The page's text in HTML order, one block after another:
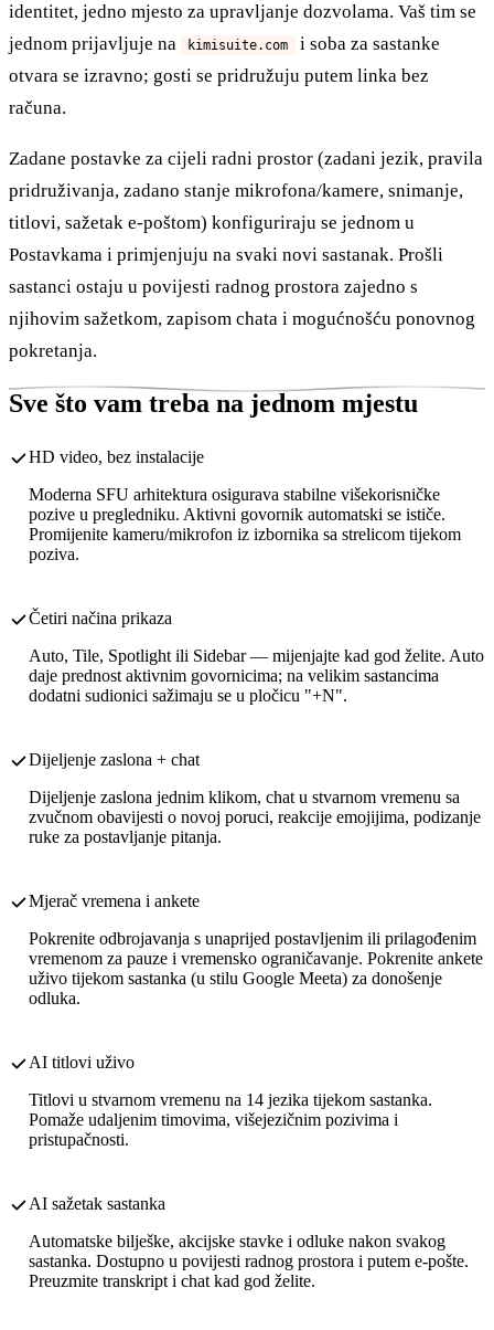
identitet, jedno mjesto za upravljanje dozvolama. Vaš tim se
jednom prijavljuje na
kimisuite.com
i soba za sastanke
otvara se izravno; gosti se pridružuju putem linka bez
računa.
Zadane postavke za cijeli radni prostor (zadani jezik, pravila
pridruživanja, zadano stanje mikrofona/kamere, snimanje,
titlovi, sažetak e-poštom) konfiguriraju se jednom u
Postavkama i primjenjuju na svaki novi sastanak. Prošli
sastanci ostaju u povijesti radnog prostora zajedno s
njihovim sažetkom, zapisom chata i mogućnošću ponovnog
pokretanja.
Sve što vam treba na jednom mjestu
HD video, bez instalacije
Moderna SFU arhitektura osigurava stabilne višekorisničke
pozive u pregledniku. Aktivni govornik automatski se ističe.
Promijenite kameru/mikrofon iz izbornika sa strelicom tijekom
poziva.
Četiri načina prikaza
Auto, Tile, Spotlight ili Sidebar — mijenjajte kad god želite. Auto
daje prednost aktivnim govornicima; na velikim sastancima
dodatni sudionici sažimaju se u pločicu "+N".
Dijeljenje zaslona + chat
Dijeljenje zaslona jednim klikom, chat u stvarnom vremenu sa
zvučnom obavijesti o novoj poruci, reakcije emojijima, podizanje
ruke za postavljanje pitanja.
Mjerač vremena i ankete
Pokrenite odbrojavanja s unaprijed postavljenim ili prilagođenim
vremenom za pauze i vremensko ograničavanje. Pokrenite ankete
uživo tijekom sastanka (u stilu Google Meeta) za donošenje
odluka.
AI titlovi uživo
Titlovi u stvarnom vremenu na 14 jezika tijekom sastanka.
Pomaže udaljenim timovima, višejezičnim pozivima i
pristupačnosti.
AI sažetak sastanka
Automatske bilješke, akcijske stavke i odluke nakon svakog
sastanka. Dostupno u povijesti radnog prostora i putem e-pošte.
Preuzmite transkript i chat kad god želite.